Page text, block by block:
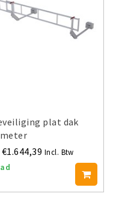
plat dak
€1.644,39 Incl. Btw